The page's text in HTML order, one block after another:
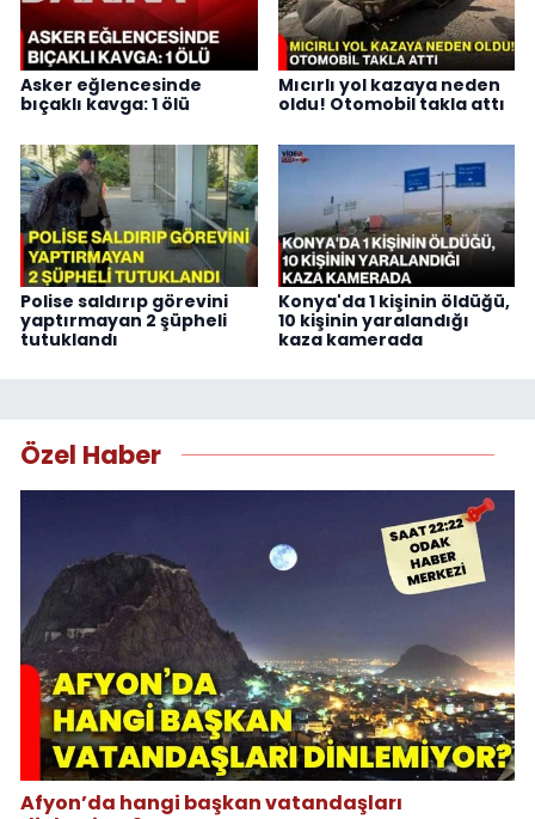
Asker eğlencesinde
bıçaklı kavga: 1 ölü
Mıcırlı yol kazaya neden
oldu! Otomobil takla attı
Polise saldırıp görevini
yaptırmayan 2 şüpheli
tutuklandı
Konya'da 1 kişinin öldüğü,
10 kişinin yaralandığı
kaza kamerada
Özel Haber
Afyon’da hangi başkan vatandaşları